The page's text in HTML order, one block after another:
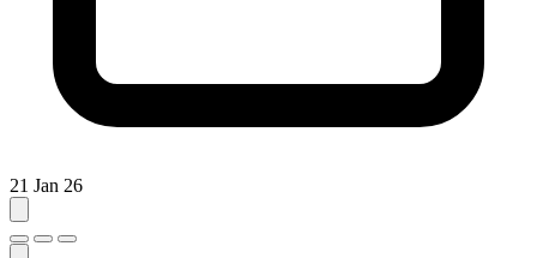
21 Jan 26